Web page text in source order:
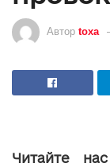
Автор toxa
Читайте